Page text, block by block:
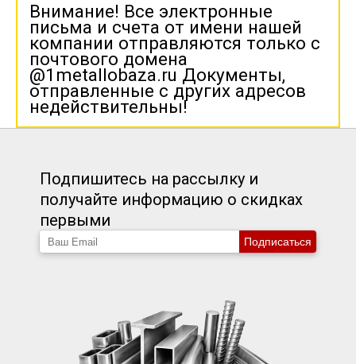
Внимание! Все электронные
письма и счета от имени нашей
компании отправляются только с
почтового домена
@1metallobaza.ru Документы,
отправленные с других адресов
недействительны!
Подпишитесь на рассылку и
получайте информацию о скидках
первыми
Подписаться